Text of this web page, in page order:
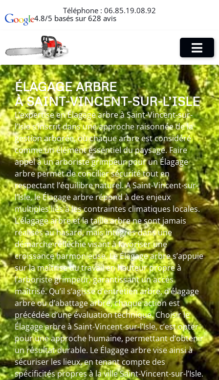
Téléphone : 06.85.19.08.92
4.8/5 basés sur 628 avis
ÉLAGAGE ARBRE
À SAINT-VINCENT-SUR-L’ISLE
L’expertise en Élagage arbre à Saint-Vincent-sur-
l’Isle s’inscrit dans une approche raisonnée de la
gestion arborée, où chaque arbre est considéré
comme un élément essentiel du paysage. Faire
appel à un arboriste grimpeur pour un Élagage
arbre permet de concilier sécurité tout en
respectant l’équilibre naturel. A Saint-Vincent-sur-
l’Isle, le Élagage arbre répond à des enjeux
multiples liés à les contraintes climatiques locales.
L’élagage arbre et la taille arbre ne sont jamais
réalisés au hasard, mais intégrés dans une
démarche réfléchie visant à favoriser une
croissance harmonieuse. Le Élagage arbre s’appuie
sur la maîtrise du travail en hauteur propre à
l’arboriste grimpeur, garantissant un accès
maîtrisé. Qu’il s’agisse d’entretien arbre, d’élagage
arbre ou d’abattage arbre, chaque action est
précédée d’une évaluation technique. Choisir le
Élagage arbre à Saint-Vincent-sur-l’Isle, c’est opter
pour une approche humaine, permettant d’obtenir
un résultat durable. Le Élagage arbre vise ainsi à
sécuriser les lieux, en tenant compte des
spécificités propres à la ville Saint-Vincent-sur-l’Isle.